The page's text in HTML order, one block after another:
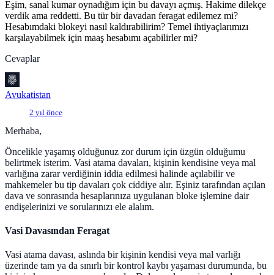
Eşim, sanal kumar oynadığım için bu davayı açmış. Hakime dilekçe
verdik ama reddetti. Bu tür bir davadan feragat edilemez mi?
Hesabımdaki blokeyi nasıl kaldırabilirim? Temel ihtiyaçlarımızı
karşılayabilmek için maaş hesabımı açabilirler mi?
Cevaplar
Avukatistan
2 yıl önce
Merhaba,
Öncelikle yaşamış olduğunuz zor durum için üzgün olduğumu
belirtmek isterim. Vasi atama davaları, kişinin kendisine veya mal
varlığına zarar verdiğinin iddia edilmesi halinde açılabilir ve
mahkemeler bu tip davaları çok ciddiye alır. Eşiniz tarafından açılan
dava ve sonrasında hesaplarınıza uygulanan bloke işlemine dair
endişelerinizi ve sorularınızı ele alalım.
Vasi Davasından Feragat
Vasi atama davası, aslında bir kişinin kendisi veya mal varlığı
üzerinde tam ya da sınırlı bir kontrol kaybı yaşaması durumunda, bu